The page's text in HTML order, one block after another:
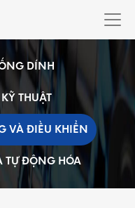
DÍNH
THUẬT
VÀ ĐIỀU KHIỂN
TỰ ĐỘNG HÓA